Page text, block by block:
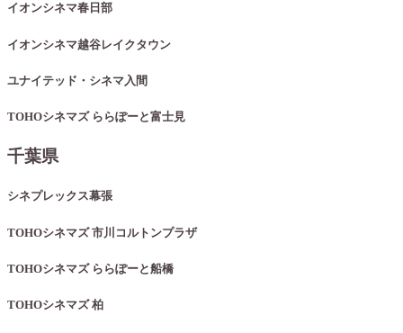
イオンシネマ春日部
イオンシネマ越谷レイクタウン
ユナイテッド・シネマ入間
TOHOシネマズ ららぽーと富士見
千葉県
シネプレックス幕張
TOHOシネマズ 市川コルトンプラザ
TOHOシネマズ ららぽーと船橋
TOHOシネマズ 柏